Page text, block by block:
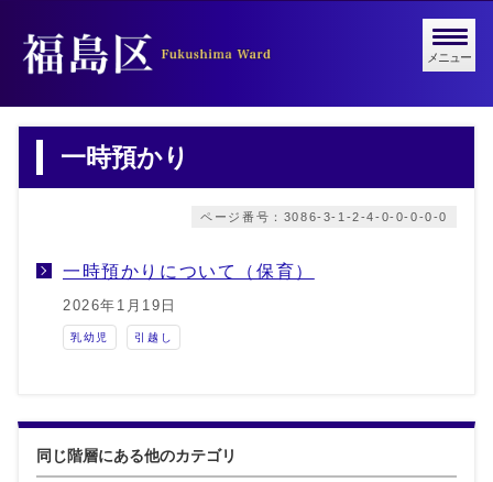
メニュー
一時預かり
ページ番号：3086-3-1-2-4-0-0-0-0-0
一時預かりについて（保育）
2026年1月19日
乳幼児 引越し
同じ階層にある他のカテゴリ